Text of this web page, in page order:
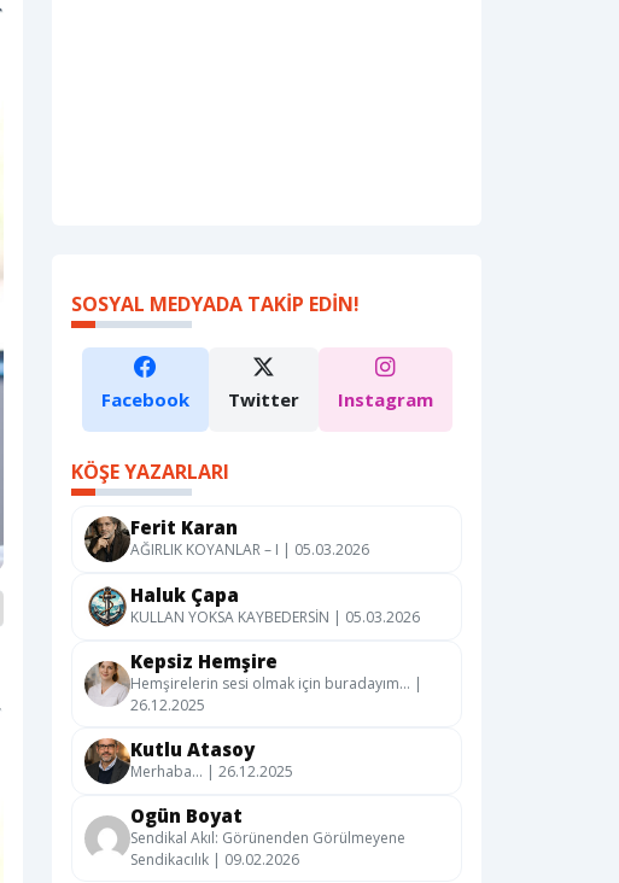
SOSYAL MEDYADA TAKIP EDIN!
Facebook Twitter Instagram
KÖŞE YAZARLARI
Ferit Karan
AĞIRLIK KOYANLAR – I | 05.03.2026
Haluk Çapa
KULLAN YOKSA KAYBEDERSİN | 05.03.2026
Kepsiz Hemşire
Hemşirelerin sesi olmak için buradayım… |
26.12.2025
Kutlu Atasoy
Merhaba… | 26.12.2025
Ogün Boyat
Sendikal Akıl: Görünenden Görülmeyene
Sendikacılık | 09.02.2026